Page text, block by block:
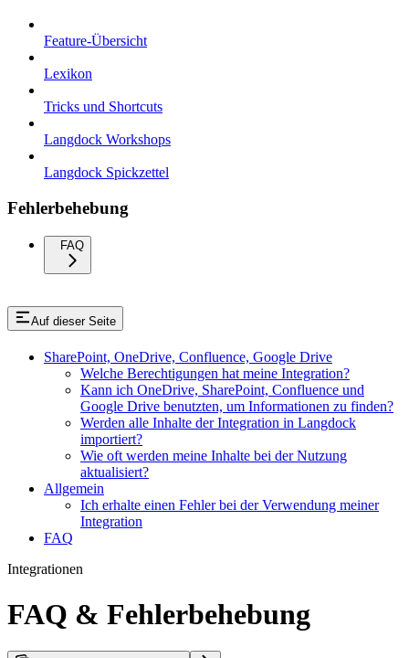
Feature-Übersicht
Lexikon
Tricks und Shortcuts
Langdock Workshops
Langdock Spickzettel
Fehlerbehebung
FAQ
Auf dieser Seite
SharePoint, OneDrive, Confluence, Google Drive
Welche Berechtigungen hat meine Integration?
Kann ich OneDrive, SharePoint, Confluence und
Google Drive benutzten, um Informationen zu finden?
Werden alle Inhalte der Integration in Langdock
importiert?
Wie oft werden meine Inhalte bei der Nutzung
aktualisiert?
Allgemein
Ich erhalte einen Fehler bei der Verwendung meiner
Integration
FAQ
Integrationen
FAQ & Fehlerbehebung